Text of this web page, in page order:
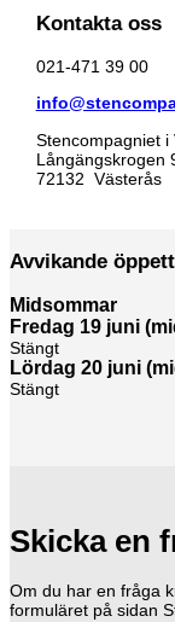
Kontakta oss
021-471 39 00
Stencompagniet i
Långängskrogen
72132 Västerås
Avvikande
Midsommar
Fredag 19 juni
Stängt
Lördag 20 juni
Stängt
Skicka en
Om du har en fråga
formuläret på sidan